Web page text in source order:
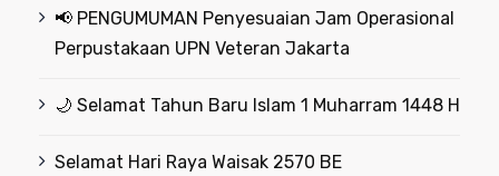
📢 PENGUMUMAN Penyesuaian Jam Operasional
Perpustakaan UPN Veteran Jakarta
🌙 Selamat Tahun Baru Islam 1 Muharram 1448 H
Selamat Hari Raya Waisak 2570 BE